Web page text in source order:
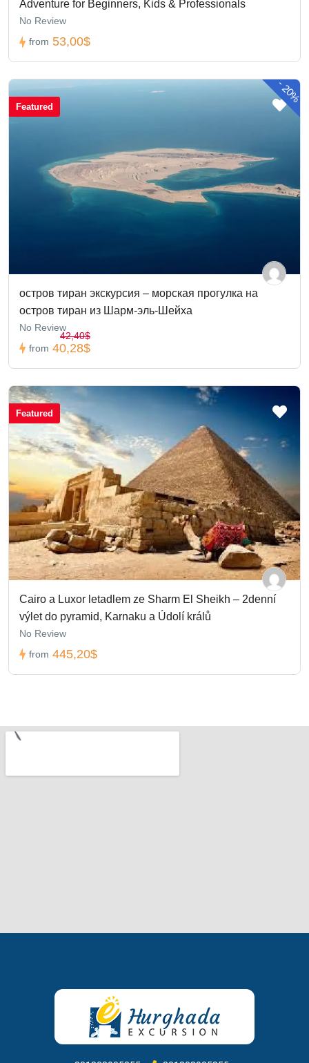
Adventure for Beginners, Kids & Professionals
No Review
from 53,00$
-
20%
Featured
остров тиран экскурсия – морская прогулка на
остров тиран из Шарм-эль-Шейха
No Review
from
42,40$
40,28$
Featured
Cairo a Luxor letadlem ze Sharm El Sheikh – 2denní
výlet do pyramid, Karnaku a Údolí králů
No Review
from 445,20$